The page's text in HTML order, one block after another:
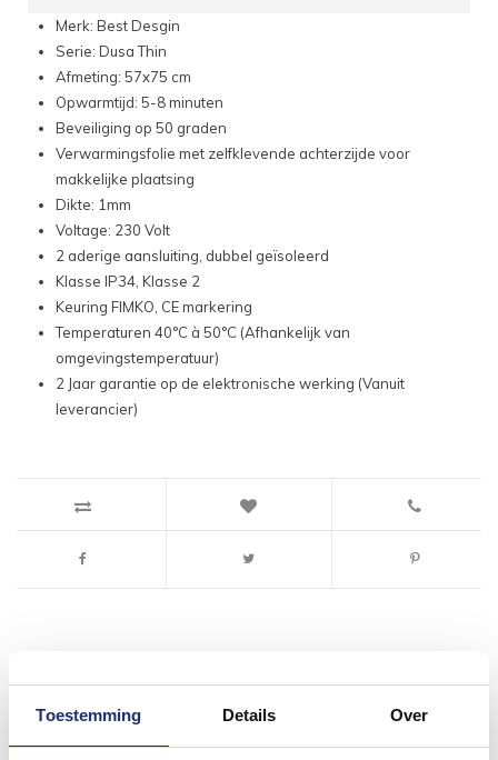
Toestemming Details Over
Merk: Best Desgin
Serie: Dusa Thin
Afmeting: 57x75 cm
Opwarmtijd: 5-8 minuten
Beveiliging op 50 graden
Verwarmingsfolie met zelfklevende achterzijde voor
makkelijke plaatsing
Dikte: 1mm
Voltage: 230 Volt
2 aderige aansluiting, dubbel geïsoleerd
Klasse IP34, Klasse 2
Keuring FIMKO, CE markering
Temperaturen 40°C à 50°C (Afhankelijk van
omgevingstemperatuur)
2 Jaar garantie op de elektronische werking (Vanuit
leverancier)
#mijndroombadkamer
Wij geloven in de kracht van delen. Deel jouw